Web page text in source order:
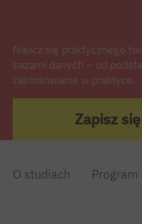
Naucz się praktycznego
bazami danych – od
zastosowanie w praktyce.
Zapisz
O studiach